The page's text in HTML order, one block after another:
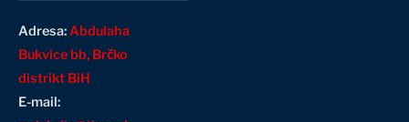
Adresa:Abdulaha
Bukvice bb, Brčko
distrikt BiH
E-mail: